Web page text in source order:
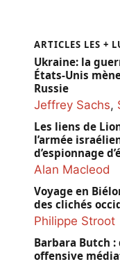
ARTICLES LES +
Ukraine: la
États-Unis
Russie
Jeffrey Sachs,
Les liens de
l’armée
d’espionnage
Alan Macleod
Voyage en
des clichés
Philippe Stroot
Barbara Butch
offensive